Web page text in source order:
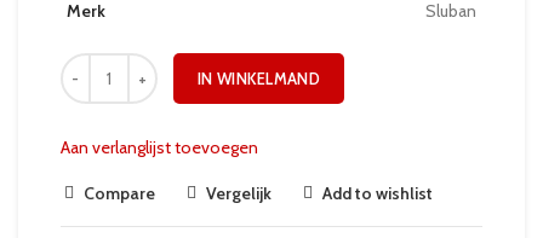
Merk
Sluban
IN WINKELMAND
Aan verlanglijst toevoegen
Compare Vergelijk Add to wishlist